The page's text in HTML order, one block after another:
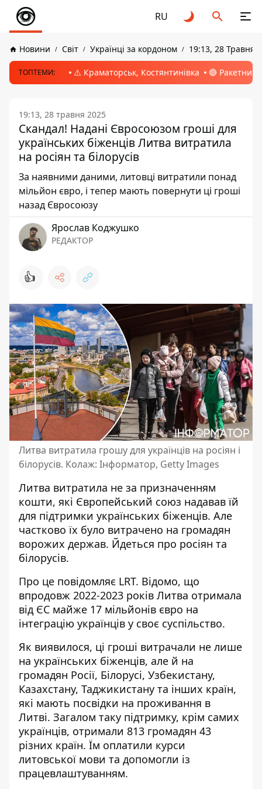
RU
Новини Світ Українці за кордоном 19:13, 28 Травня
ТОПТЕМИ: ⚠️ Краматорськ, Костянтинівка 🔴 Ракетний
19:13, 28 травня 2025
Скандал! Надані Євросоюзом гроші для
українських біженців Литва витратила
на росіян та білорусів
За наявними даними, литовці витратили понад
мільйон євро, і тепер мають повернути ці гроші
назад Євросоюзу
Ярослав Коджушко
РЕДАКТОР
👍
Литва витратила грошу для українців на росіян і
білорусів. Колаж: Інформатор, Getty Images
Литва витратила не за призначенням
кошти, які Європейський союз надавав їй
для підтримки українських біженців. Але
частково їх було витрачено на громадян
ворожих держав. Йдеться про росіян та
білорусів.
Про це повідомляє LRT. Відомо, що
впродовж 2022-2023 років Литва отримала
від ЄС майже 17 мільйонів євро на
інтеграцію українців у своє суспільство.
Як виявилося, ці гроші витрачали не лише
на українських біженців, але й на
громадян Росії, Білорусі, Узбекистану,
Казахстану, Таджикистану та інших країн,
які мають посвідки на проживання в
Литві. Загалом таку підтримку, крім самих
українців, отримали 813 громадян 43
різних країн. Їм оплатили курси
литовської мови та допомогли із
працевлаштуванням.